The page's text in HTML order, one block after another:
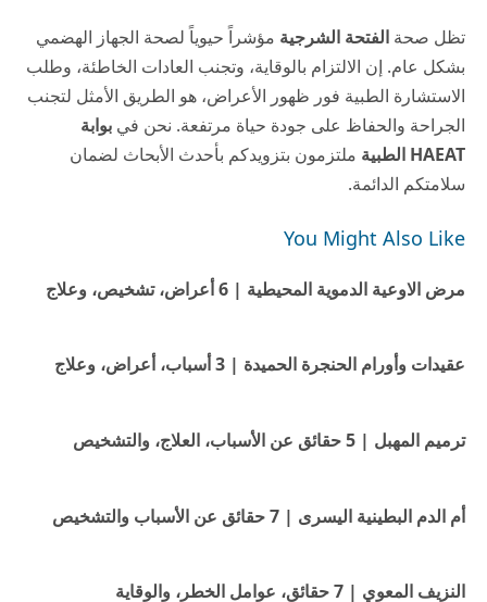
تظل صحة الفتحة الشرجية مؤشراً حيوياً لصحة الجهاز الهضمي
بشكل عام. إن الالتزام بالوقاية، وتجنب العادات الخاطئة، وطلب
الاستشارة الطبية فور ظهور الأعراض، هو الطريق الأمثل لتجنب
الجراحة والحفاظ على جودة حياة مرتفعة. نحن في بوابة
HAEAT الطبية
ملتزمون بتزويدكم بأحدث الأبحاث لضمان
سلامتكم الدائمة.
You Might Also Like
مرض الاوعية الدموية المحيطية | 6 أعراض، تشخيص، وعلاج
عقيدات وأورام الحنجرة الحميدة | 3 أسباب، أعراض، وعلاج
ترميم المهبل | 5 حقائق عن الأسباب، العلاج، والتشخيص
أم الدم البطينية اليسرى | 7 حقائق عن الأسباب والتشخيص
النزيف المعوي | 7 حقائق، عوامل الخطر، والوقاية